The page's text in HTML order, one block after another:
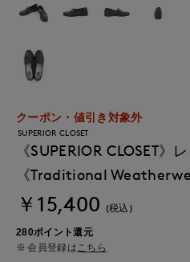
クーポン・値引き対象外
SUPERIOR CLOSET
《SUPERIOR CLOSET》
《Traditional
￥15,400 (税込)
280ポイント還元
会員登録は こちら